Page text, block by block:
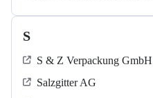
S
S & Z Verpackung GmbH
Salzgitter AG